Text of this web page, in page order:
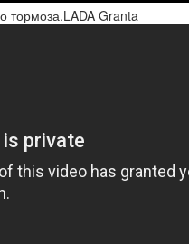
тормоза.LADA Granta